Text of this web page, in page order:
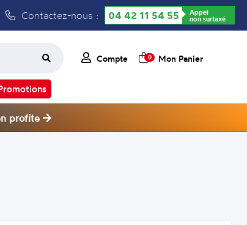
Contactez-nous : 04 42 11 54 55 Appel
non surtaxé
Compte 0 Mon Panier
profite